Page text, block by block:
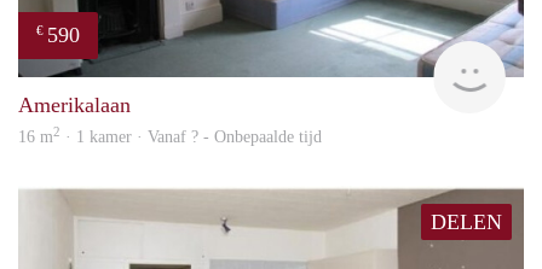
€ 590
rent
Amerikalaan
16 m2 · 1 kamer · Vanaf ? - Onbepaalde tijd
DELEN